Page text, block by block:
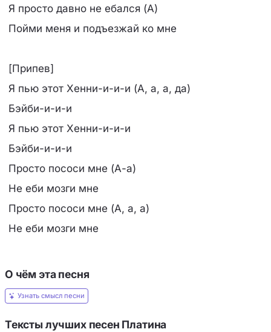
Я просто давно не ебался (А)
Пойми меня и подъезжай ко мне
[Припев]
Я пью этот Хенни-и-и-и (А, а, а, да)
Бэйби-и-и-и
Я пью этот Хенни-и-и-и
Бэйби-и-и-и
Просто пососи мне (А-а)
Не еби мозги мне
Просто пососи мне (А, а, а)
Не еби мозги мне
О чём эта песня
Узнать смысл песни
Тексты лучших песен Платина